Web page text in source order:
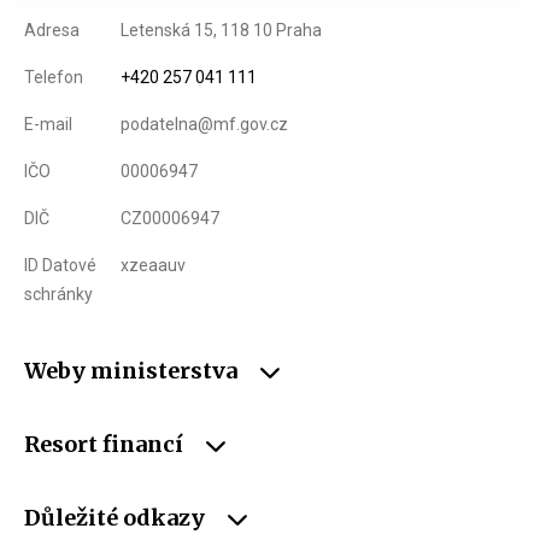
Adresa Letenská 15, 118 10 Praha
Telefon +420 257 041 111
E-mail podatelna@mf.gov.cz
IČO 00006947
DIČ CZ00006947
ID Datové
schránky
xzeaauv
Weby ministerstva
Resort financí
Důležité odkazy